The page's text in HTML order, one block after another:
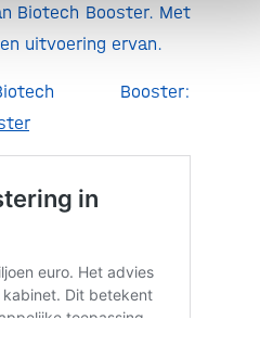
Biotech Booster. Met
uitvoering ervan.
Booster: